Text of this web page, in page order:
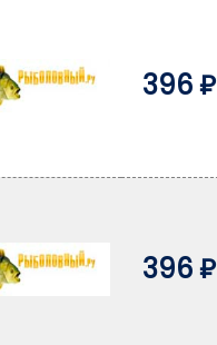
396 ₽
396 ₽